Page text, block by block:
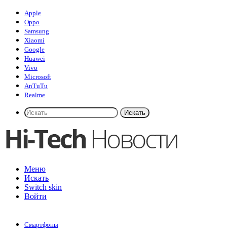
Apple
Oppo
Samsung
Xiaomi
Google
Huawei
Vivo
Microsoft
AnTuTu
Realme
Искать
Меню
Искать
Switch skin
Войти
Смартфоны